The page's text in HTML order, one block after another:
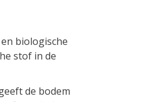
biologische
stof in de
de bodem